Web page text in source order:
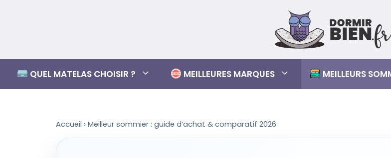
QUEL MATELAS CHOISIR ? MEILLEURES MARQUES MEILLEURS
Accueil › Meilleur sommier : guide d’achat & comparatif 2026